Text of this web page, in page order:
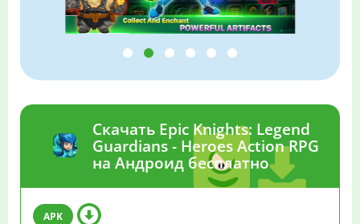
Скачать Epic Knights: Legend
Guardians - Heroes Action RPG
на Андроид бесплатно